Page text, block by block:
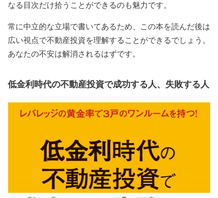
なる目次だけ拾うことができるのも魅力です。
常に中立的な立場で書いてあるため、この本を読んだ後は
広い視点で不動産投資を理解することができるでしょう。
あなたの不安は解消されるはずです。
低金利時代の不動産投資で成功する人、失敗する人